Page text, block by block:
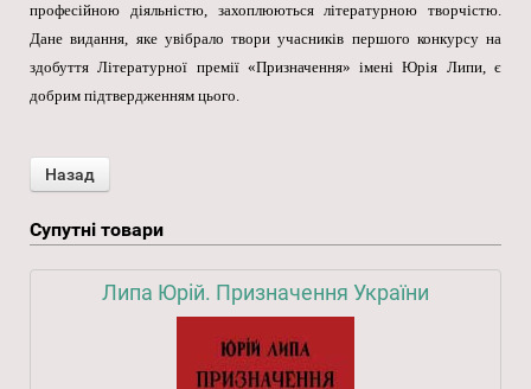
професійною діяльністю, захоплюються літературною творчістю.
Дане видання, яке увібрало твори учасників першого конкурсу на
здобуття Літературної премії «Призначення» імені Юрія Липи, є
добрим підтвердженням цього.
Супутні товари
Липа Юрій. Призначення України